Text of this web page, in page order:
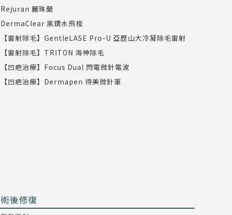
Rejuran 麗珠蘭
DermaClear 黑鑽水飛梭
【雷射除毛】GentleLASE Pro-U 亞歷山大冷凝除毛雷射
【雷射除毛】TRITON 海神除毛
【凹疤治療】Focus Dual 閃電微針電波
【凹疤治療】Dermapen 得美微針筆
術後修復